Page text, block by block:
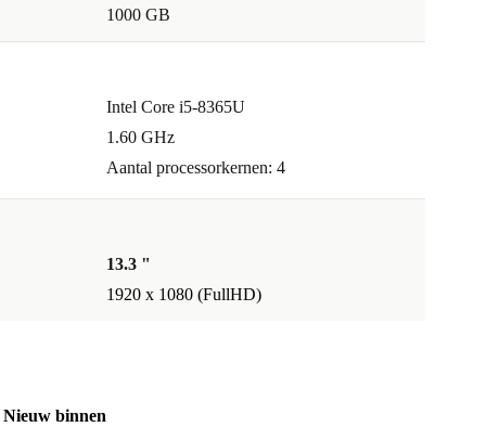
1000 GB
Intel Core i5-8365U
1.60 GHz
Aantal processorkernen: 4
13.3 "
1920 x 1080 (FullHD)
Nieuw binnen